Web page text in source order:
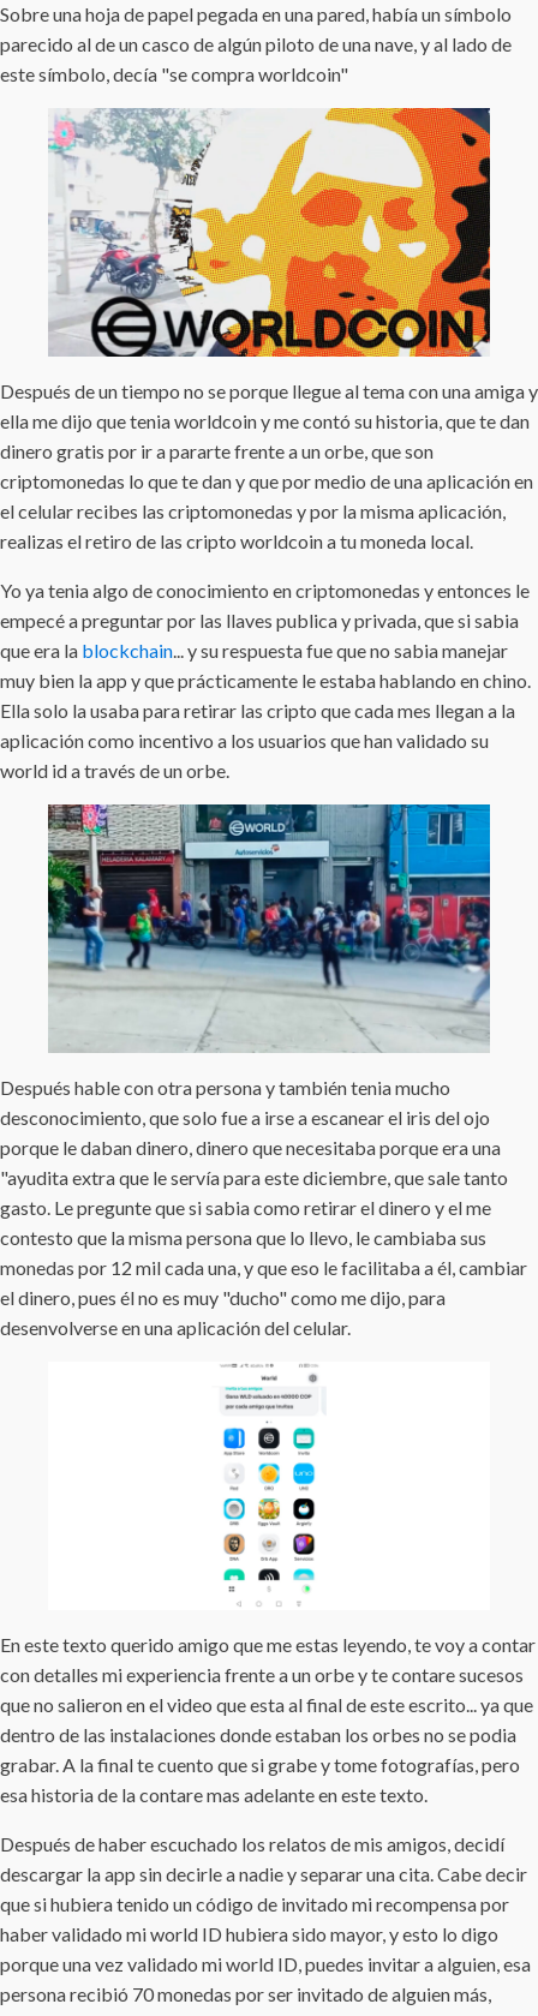
Sobre una hoja de papel pegada en una pared, había un símbolo
parecido al de un casco de algún piloto de una nave, y al lado de
este símbolo, decía "se compra worldcoin"
Después de un tiempo no se porque llegue al tema con una amiga y
ella me dijo que tenia worldcoin y me contó su historia, que te dan
dinero gratis por ir a pararte frente a un orbe, que son
criptomonedas lo que te dan y que por medio de una aplicación en
el celular recibes las criptomonedas y por la misma aplicación,
realizas el retiro de las cripto worldcoin a tu moneda local.
Yo ya tenia algo de conocimiento en criptomonedas y entonces le
empecé a preguntar por las llaves publica y privada, que si sabia
que era la blockchain... y su respuesta fue que no sabia manejar
muy bien la app y que prácticamente le estaba hablando en chino.
Ella solo la usaba para retirar las cripto que cada mes llegan a la
aplicación como incentivo a los usuarios que han validado su
world id a través de un orbe.
Después hable con otra persona y también tenia mucho
desconocimiento, que solo fue a irse a escanear el iris del ojo
porque le daban dinero, dinero que necesitaba porque era una
"ayudita extra que le servía para este diciembre, que sale tanto
gasto. Le pregunte que si sabia como retirar el dinero y el me
contesto que la misma persona que lo llevo, le cambiaba sus
monedas por 12 mil cada una, y que eso le facilitaba a él, cambiar
el dinero, pues él no es muy "ducho" como me dijo, para
desenvolverse en una aplicación del celular.
En este texto querido amigo que me estas leyendo, te voy a contar
con detalles mi experiencia frente a un orbe y te contare sucesos
que no salieron en el video que esta al final de este escrito... ya que
dentro de las instalaciones donde estaban los orbes no se podia
grabar. A la final te cuento que si grabe y tome fotografías, pero
esa historia de la contare mas adelante en este texto.
Después de haber escuchado los relatos de mis amigos, decidí
descargar la app sin decirle a nadie y separar una cita. Cabe decir
que si hubiera tenido un código de invitado mi recompensa por
haber validado mi world ID hubiera sido mayor, y esto lo digo
porque una vez validado mi world ID, puedes invitar a alguien, esa
persona recibió 70 monedas por ser invitado de alguien más,